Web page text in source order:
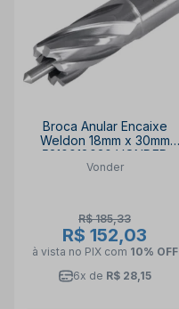
Broca Anular Encaixe
Weldon 18mm x 30mm
5310018030 VONDER
Vonder
R$ 185,33
R$ 152,03
à vista no PIX com 10% OFF
6x de R$ 28,15